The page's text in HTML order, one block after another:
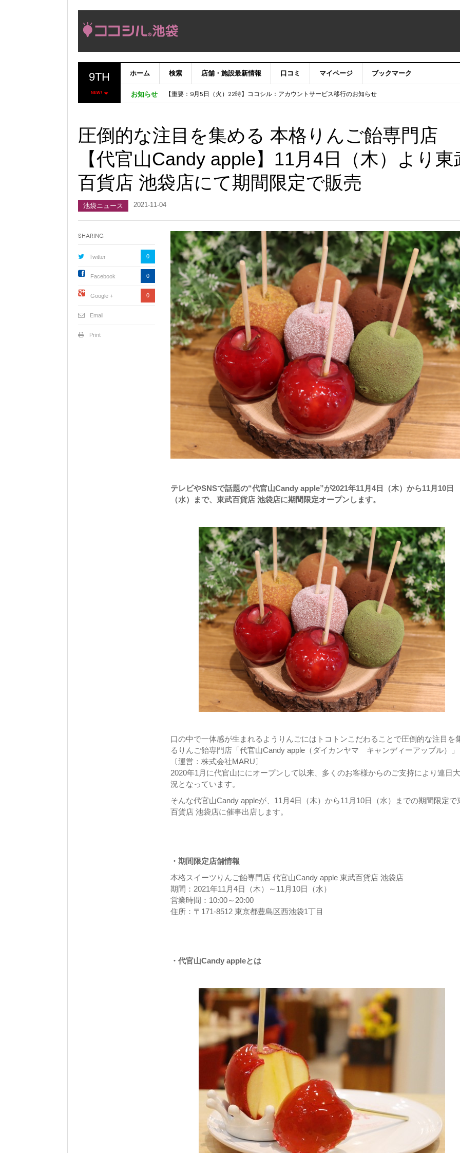
9TH
NEW!
ホーム 検索 店舗・施設最新情報 口コミ マイページ ブックマーク
お知らせ
【完了】システムメンテナンス作業に伴うサイト・アプリ利用停止のお知らせ
【重要：9月5日（火）22時】ココシル：アカウントサービス移行のお知らせ
「いま、困っている店舗の皆様を応援させていただきたい！」
圧倒的な注目を集める 本格りんご飴専門店
【代官山Candy apple】11月4日（木）より東
百貨店 池袋店にて期間限定で販売
池袋ニュース 2021-11-04
テレビやSNSで話題の“代官山Candy apple”が2021年11月4日（木）から11月10日
（水）まで、東武百貨店 池袋店に期間限定オープンします。
口の中で一体感が生まれるようりんごにはトコトンこだわることで圧倒的な注目を
るりんご飴専門店「代官山Candy apple（ダイカンヤマ キャンディーアップル）」
〔運営：株式会社MARU〕
2020年1月に代官山ににオープンして以来、多くのお客様からのご支持により連日
況となっています。
そんな代官山Candy appleが、11月4日（木）から11月10日（水）までの期間限定で
百貨店 池袋店に催事出店します。
・期間限定店舗情報
本格スイーツりんご飴専門店 代官山Candy apple 東武百貨店 池袋店
期間：2021年11月4日（木）～11月10日（水）
営業時間：10:00～20:00
住所：〒171-8512 東京都豊島区西池袋1丁目
・代官山Candy appleとは
Sharing
Twitter 0
Facebook 0
Google + 0
Email
Print